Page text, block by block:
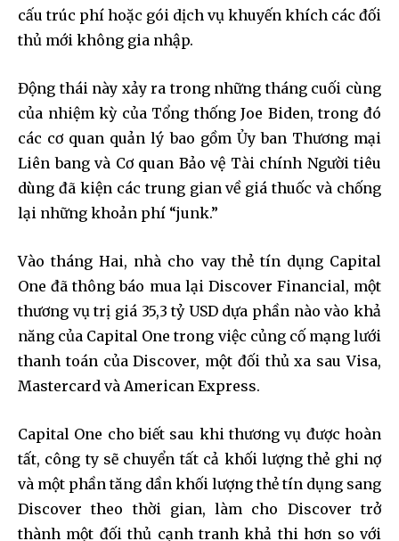
cấu trúc phí hoặc gói dịch vụ khuyến khích các đối
thủ mới không gia nhập.
Động thái này xảy ra trong những tháng cuối cùng
của nhiệm kỳ của Tổng thống Joe Biden, trong đó
các cơ quan quản lý bao gồm Ủy ban Thương mại
Liên bang và Cơ quan Bảo vệ Tài chính Người tiêu
dùng đã kiện các trung gian về giá thuốc và chống
lại những khoản phí “junk.”
Vào tháng Hai, nhà cho vay thẻ tín dụng Capital
One đã thông báo mua lại Discover Financial, một
thương vụ trị giá 35,3 tỷ USD dựa phần nào vào khả
năng của Capital One trong việc củng cố mạng lưới
thanh toán của Discover, một đối thủ xa sau Visa,
Mastercard và American Express.
Capital One cho biết sau khi thương vụ được hoàn
tất, công ty sẽ chuyển tất cả khối lượng thẻ ghi nợ
và một phần tăng dần khối lượng thẻ tín dụng sang
Discover theo thời gian, làm cho Discover trở
thành một đối thủ cạnh tranh khả thi hơn so với